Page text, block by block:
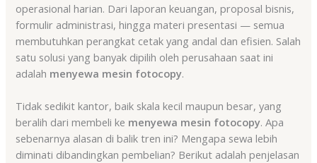
operasional harian. Dari laporan keuangan, proposal bisnis,
formulir administrasi, hingga materi presentasi — semua
membutuhkan perangkat cetak yang andal dan efisien. Salah
satu solusi yang banyak dipilih oleh perusahaan saat ini
adalah menyewa mesin fotocopy.
Tidak sedikit kantor, baik skala kecil maupun besar, yang
beralih dari membeli ke menyewa mesin fotocopy. Apa
sebenarnya alasan di balik tren ini? Mengapa sewa lebih
diminati dibandingkan pembelian? Berikut adalah penjelasan